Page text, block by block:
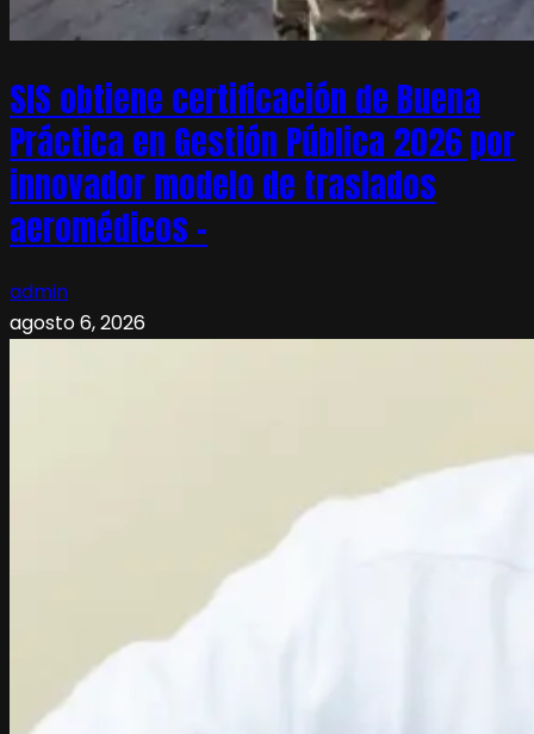
SIS obtiene certificación de Buena
Práctica en Gestión Pública 2026 por
innovador modelo de traslados
aeromédicos –
admin
agosto 6, 2026